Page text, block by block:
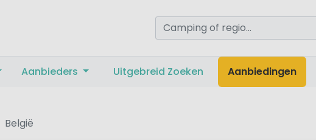
Aanbieders Uitgebreid Zoeken Aanbiedingen
België